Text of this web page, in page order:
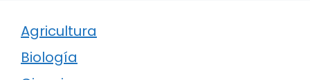
Agricultura
Biología